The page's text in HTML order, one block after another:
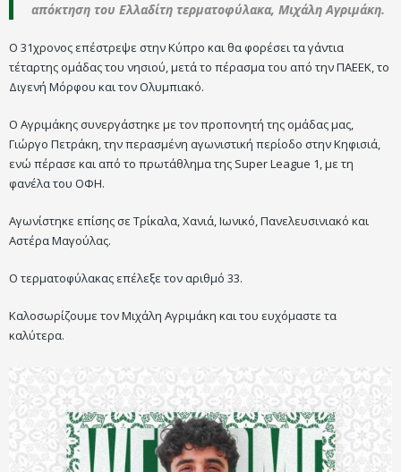
απόκτηση του Ελλαδίτη τερματοφύλακα, Μιχάλη Αγριμάκη.
Ο 31χρονος επέστρεψε στην Κύπρο και θα φορέσει τα γάντια
τέταρτης ομάδας του νησιού, μετά το πέρασμα του από την ΠΑΕΕΚ, το
Διγενή Μόρφου και τον Ολυμπιακό.
Ο Αγριμάκης συνεργάστηκε με τον προπονητή της ομάδας μας,
Γιώργο Πετράκη, την περασμένη αγωνιστική περίοδο στην Κηφισιά,
ενώ πέρασε και από το πρωτάθλημα της Super League 1, με τη
φανέλα του ΟΦΗ.
Αγωνίστηκε επίσης σε Τρίκαλα, Χανιά, Ιωνικό, Πανελευσινιακό και
Αστέρα Μαγούλας.
Ο τερματοφύλακας επέλεξε τον αριθμό 33.
Καλοσωρίζουμε τον Μιχάλη Αγριμάκη και του ευχόμαστε τα
καλύτερα.